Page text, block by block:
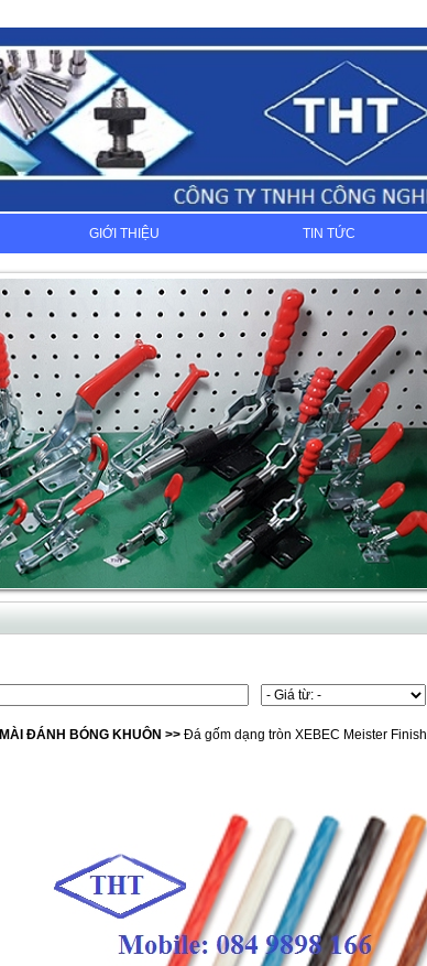
GIỚI THIỆU TIN TỨC
MÀI ĐÁNH BÓNG KHUÔN >> Đá gốm dạng tròn XEBEC Meister Finish